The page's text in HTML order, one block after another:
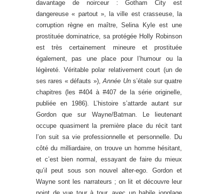
davantage de noirceur : Gotham City est
dangereuse « partout », la ville est crasseuse, la
corruption règne en maître, Selina Kyle est une
prostituée dominatrice, sa protégée Holly Robinson
est très certainement mineure et prostituée
également, pas une place pour l’humour ou la
légèreté. Véritable polar relativement court (un de
ses rares « défauts »),Année Uns’étale sur quatre
chapitres (les #404 à #407 de la série originelle,
publiée en 1986). L’histoire s’attarde autant sur
Gordon que sur Wayne/Batman. Le lieutenant
occupe quasiment la première place du récit tant
l’on suit sa vie professionnelle et personnelle. Du
côté du milliardaire, on trouve un homme hésitant,
et c’est bien normal, essayant de faire du mieux
qu’il peut sous son nouvel alter-ego. Gordon et
Wayne sont les narrateurs ; on lit et découvre leur